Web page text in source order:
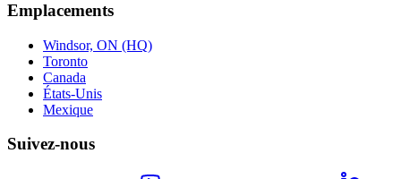
Emplacements
Windsor, ON (HQ)
Toronto
Canada
États-Unis
Mexique
Suivez-nous